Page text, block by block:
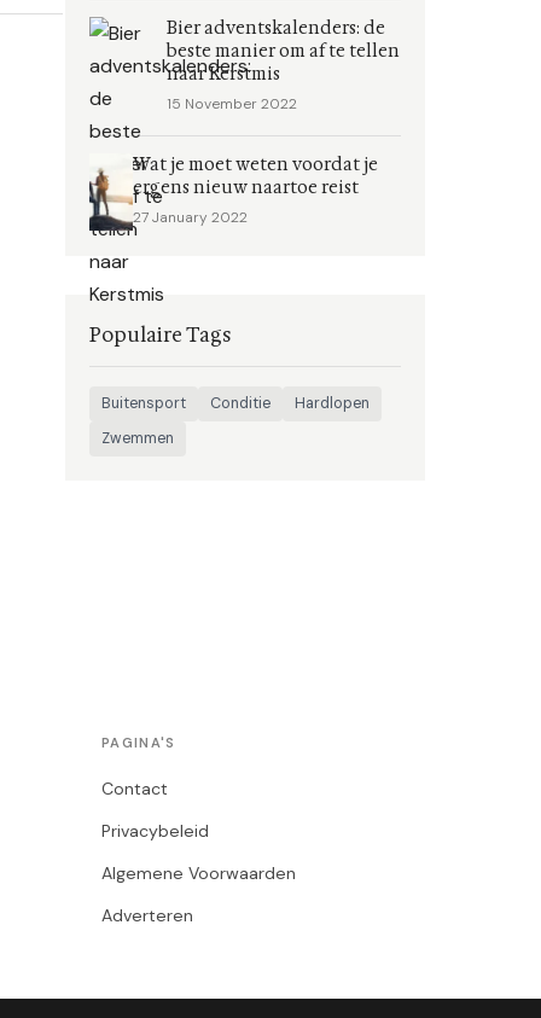
Bier adventskalenders: de
beste manier om af te tellen
naar Kerstmis
15 November 2022
Wat je moet weten voordat je
ergens nieuw naartoe reist
27 January 2022
Populaire Tags
Buitensport Conditie
Hardlopen
Zwemmen
PAGINA'S
Contact
Privacybeleid
Algemene Voorwaarden
Adverteren